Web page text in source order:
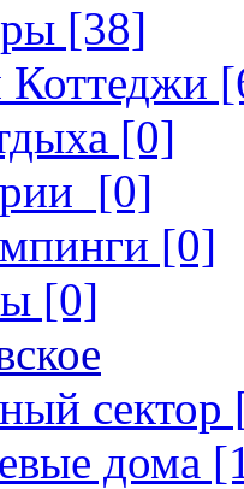
[38]
[0]
[0]
[0]
[0]
сектор
дома